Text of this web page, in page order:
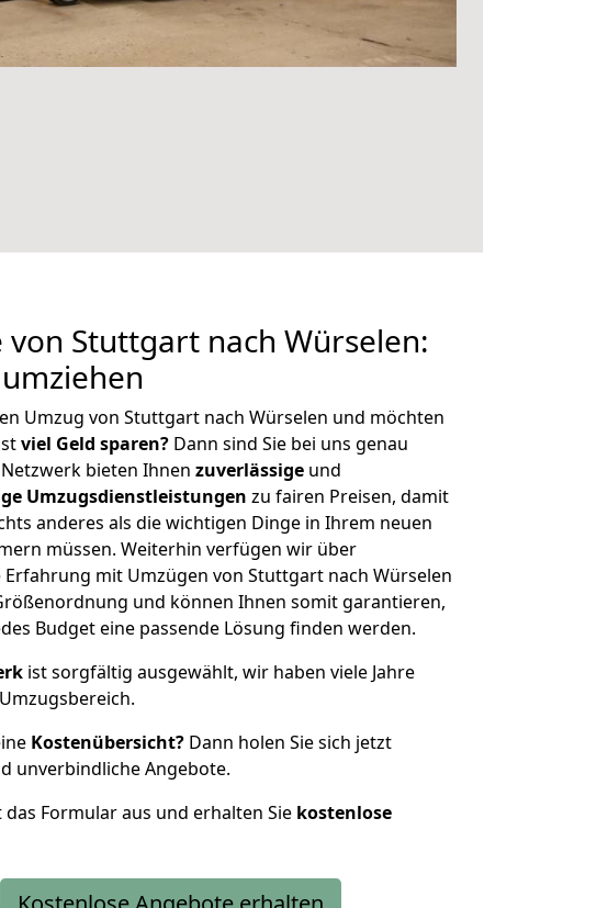
von Stuttgart nach Würselen:
Umzug von Stuttgart nach Würselen und möchten
viel Geld sparen? Dann sind Sie bei uns genau
bieten Ihnen zuverlässige und
Umzugsdienstleistungen zu fairen Preisen, damit
anderes als die wichtigen Dinge in Ihrem neuen
müssen. Weiterhin verfügen wir über
mit Umzügen von Stuttgart nach Würselen
und können Ihnen somit garantieren,
Budget eine passende Lösung finden werden.
ist sorgfältig ausgewählt, wir haben viele Jahre
Kostenübersicht? Dann holen Sie sich jetzt
unverbindliche Angebote.
das Formular aus und erhalten Sie kostenlose